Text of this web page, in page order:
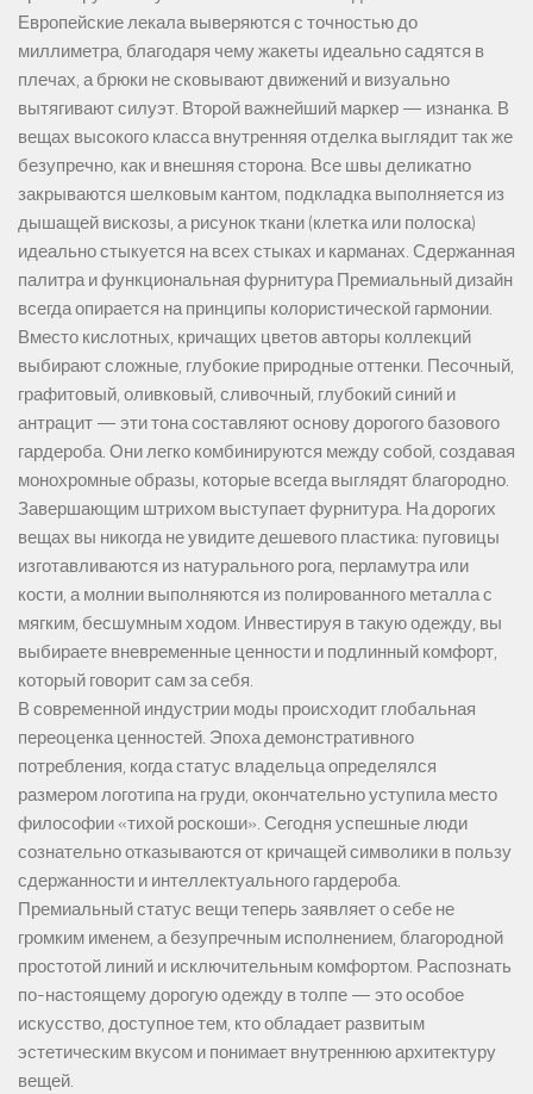
Европейские лекала выверяются с точностью до
миллиметра, благодаря чему жакеты идеально садятся в
плечах, а брюки не сковывают движений и визуально
вытягивают силуэт. Второй важнейший маркер — изнанка. В
вещах высокого класса внутренняя отделка выглядит так же
безупречно, как и внешняя сторона. Все швы деликатно
закрываются шелковым кантом, подкладка выполняется из
дышащей вискозы, а рисунок ткани (клетка или полоска)
идеально стыкуется на всех стыках и карманах. Сдержанная
палитра и функциональная фурнитура Премиальный дизайн
всегда опирается на принципы колористической гармонии.
Вместо кислотных, кричащих цветов авторы коллекций
выбирают сложные, глубокие природные оттенки. Песочный,
графитовый, оливковый, сливочный, глубокий синий и
антрацит — эти тона составляют основу дорогого базового
гардероба. Они легко комбинируются между собой, создавая
монохромные образы, которые всегда выглядят благородно.
Завершающим штрихом выступает фурнитура. На дорогих
вещах вы никогда не увидите дешевого пластика: пуговицы
изготавливаются из натурального рога, перламутра или
кости, а молнии выполняются из полированного металла с
мягким, бесшумным ходом. Инвестируя в такую одежду, вы
выбираете вневременные ценности и подлинный комфорт,
который говорит сам за себя.
В современной индустрии моды происходит глобальная
переоценка ценностей. Эпоха демонстративного
потребления, когда статус владельца определялся
размером логотипа на груди, окончательно уступила место
философии «тихой роскоши». Сегодня успешные люди
сознательно отказываются от кричащей символики в пользу
сдержанности и интеллектуального гардероба.
Премиальный статус вещи теперь заявляет о себе не
громким именем, а безупречным исполнением, благородной
простотой линий и исключительным комфортом. Распознать
по-настоящему дорогую одежду в толпе — это особое
искусство, доступное тем, кто обладает развитым
эстетическим вкусом и понимает внутреннюю архитектуру
вещей.